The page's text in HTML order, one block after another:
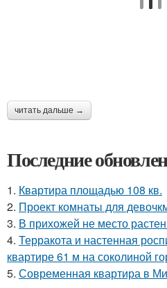
читать дальше →
Последние
1. Квартира площадью 108 кв.
2. Проект комнаты для
3. В прихожей не место
4. Терракота и настенная
квартире 61 м на соколиной
5. Современная квартира в